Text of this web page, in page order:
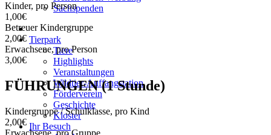
Sachspenden
Tierpark
Tiere
Highlights
Veranstaltungen
Wildtier-Auffangstation
Förderverein
Geschichte
Kloster
Ihr Besuch
Kinder, pro Person
1,00€
Betreuer Kindergruppe
2,00€
Erwachsene, pro Person
3,00€
FÜHRUNGEN (1 Stunde)
Kindergruppe / Schulklasse, pro Kind
2,00€
Erwachsene, pro Gruppe